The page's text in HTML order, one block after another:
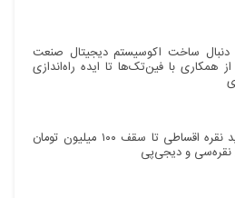
ساخت اکوسیستم دیجیتال صنعت
همکاری با فین‌تک‌ها تا ایده راه‌اندازی
امکان خرید نقره اقساطی تا سقف ۱۰۰ میلیون تومان
نقره‌سی و دیجی‌پی